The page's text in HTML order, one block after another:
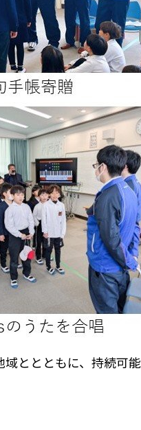
ととともに、持続可